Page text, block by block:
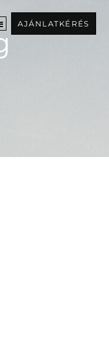
AJÁNLATKÉRÉS